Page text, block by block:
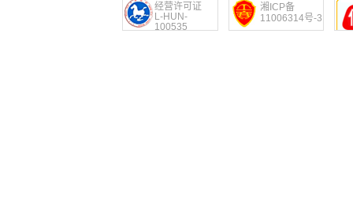
经营许可证
L-HUN-
100535
湘ICP备
11006314号-3